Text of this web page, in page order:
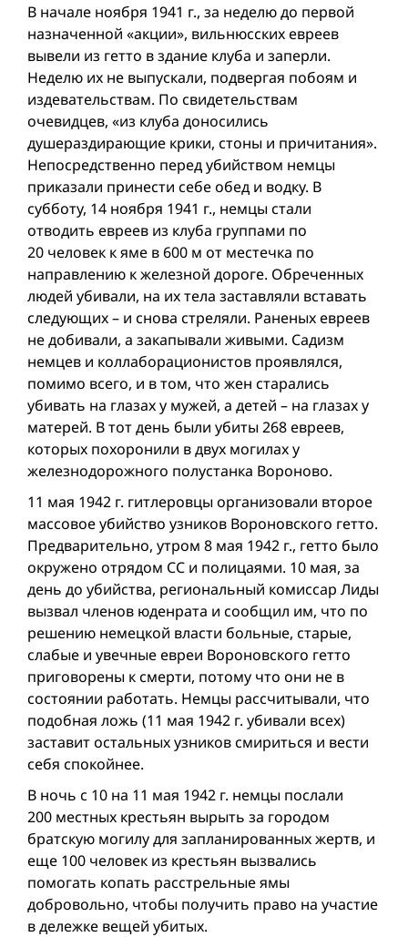
В начале ноября 1941 г., за неделю до первой
назначенной «акции», вильнюсских евреев
вывели из гетто в здание клуба и заперли.
Неделю их не выпускали, подвергая побоям и
издевательствам. По свидетельствам
очевидцев, «из клуба доносились
душераздирающие крики, стоны и причитания».
Непосредственно перед убийством немцы
приказали принести себе обед и водку. В
субботу, 14 ноября 1941 г., немцы стали
отводить евреев из клуба группами по
20 человек к яме в 600 м от местечка по
направлению к железной дороге. Обреченных
людей убивали, на их тела заставляли вставать
следующих – и снова стреляли. Раненых евреев
не добивали, а закапывали живыми. Садизм
немцев и коллаборационистов проявлялся,
помимо всего, и в том, что жен старались
убивать на глазах у мужей, а детей – на глазах у
матерей. В тот день были убиты 268 евреев,
которых похоронили в двух могилах у
железнодорожного полустанка Вороново.
11 мая 1942 г. гитлеровцы организовали второе
массовое убийство узников Вороновского гетто.
Предварительно, утром 8 мая 1942 г., гетто было
окружено отрядом СС и полицаями. 10 мая, за
день до убийства, региональный комиссар Лиды
вызвал членов юденрата и сообщил им, что по
решению немецкой власти больные, старые,
слабые и увечные евреи Вороновского гетто
приговорены к смерти, потому что они не в
состоянии работать. Немцы рассчитывали, что
подобная ложь (11 мая 1942 г. убивали всех)
заставит остальных узников смириться и вести
себя спокойнее.
В ночь с 10 на 11 мая 1942 г. немцы послали
200 местных крестьян вырыть за городом
братскую могилу для запланированных жертв, и
еще 100 человек из крестьян вызвались
помогать копать расстрельные ямы
добровольно, чтобы получить право на участие
в дележке вещей убитых.